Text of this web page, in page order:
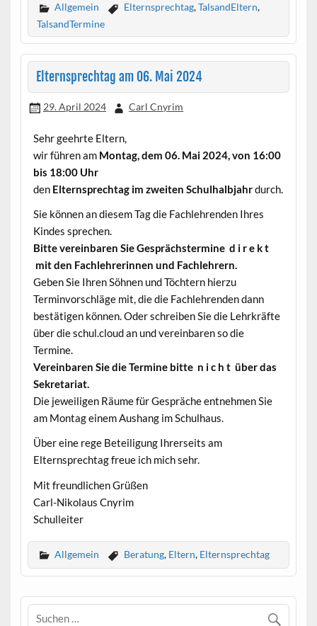
Allgemein Elternsprechtag,TalsandEltern,
TalsandTermine
Elternsprechtag am 06. Mai 2024
29. April 2024 Carl Cnyrim
Sehr geehrte Eltern,
wir führen am Montag, dem 06. Mai 2024, von 16:00
bis 18:00 Uhr
den Elternsprechtag im zweiten Schulhalbjahrdurch.
Sie können an diesem Tag die Fachlehrenden Ihres
Kindes sprechen.
Bitte vereinbaren Sie Gesprächstermine d i r e k t
mit den Fachlehrerinnen und Fachlehrern.
Geben Sie Ihren Söhnen und Töchtern hierzu
Terminvorschläge mit, die die Fachlehrenden dann
bestätigen können. Oder schreiben Sie die Lehrkräfte
über die schul.cloud an und vereinbaren so die
Termine.
Vereinbaren Sie die Termine bitte n i c h t über das
Sekretariat.
Die jeweiligen Räume für Gespräche entnehmen Sie
am Montag einem Aushang im Schulhaus.
Über eine rege Beteiligung Ihrerseits am
Elternsprechtag freue ich mich sehr.
Mit freundlichen Grüßen
Carl-Nikolaus Cnyrim
Schulleiter
Allgemein Beratung, Eltern, Elternsprechtag